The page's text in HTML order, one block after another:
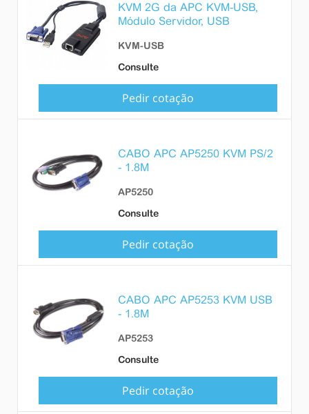
KVM 2G da APC KVM-USB,
Módulo Servidor, USB
KVM-USB
Consulte
Pedir cotação
CABO APC AP5250 KVM PS/2
- 1.8M
AP5250
Consulte
Pedir cotação
CABO APC AP5253 KVM USB
- 1.8M
AP5253
Consulte
Pedir cotação